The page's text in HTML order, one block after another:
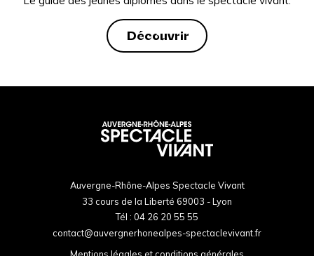
Découvrir
Auvergne-Rhône-Alpes Spectacle Vivant
33 cours de la Liberté 69003 - Lyon
Tél : 04 26 20 55 55
contact@auvergnerhonealpes-spectaclevivant.fr